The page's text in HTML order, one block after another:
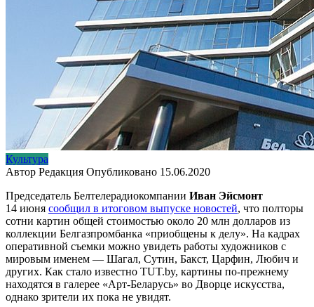
Культура
Автор Редакция Опубликовано 15.06.2020
Председатель Белтелерадиокомпании Иван Эйсмонт
14 июня сообщил в итоговом выпуске новостей, что полторы
сотни картин общей стоимостью около 20 млн долларов из
коллекции Белгазпромбанка «приобщены к делу». На кадрах
оперативной съемки можно увидеть работы художников с
мировым именем — Шагал, Сутин, Бакст, Царфин, Любич и
других. Как стало известно TUT.by, картины по-прежнему
находятся в галерее «Арт-Беларусь» во Дворце искусства,
однако зрители их пока не увидят.